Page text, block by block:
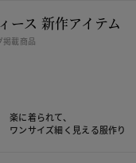
ース 新作アイテム
掲載商品
楽に着られて、
ワンサイズ細く見える服作り